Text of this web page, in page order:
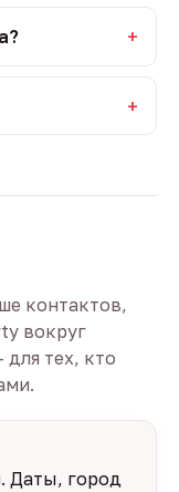
контактов,
вокруг
тех, кто
. Даты, город